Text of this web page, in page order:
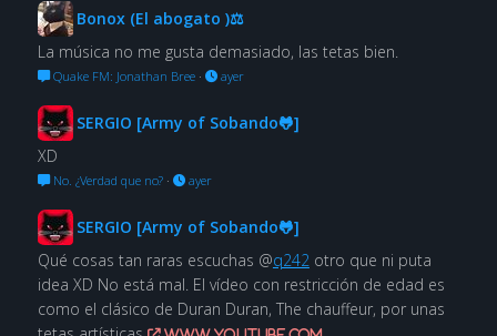
Bonox (El abogato )⚖
La música no me gusta demasiado, las tetas bien.
Quake FM: Jonathan Bree· ayer
SERGIO [Army of Sobando🐸]
XD
No. ¿Verdad que no?· ayer
SERGIO [Army of Sobando🐸]
Qué cosas tan raras escuchas @q242 otro que ni puta
idea XD No está mal. El vídeo con restricción de edad es
como el clásico de Duran Duran, The chauffeur, por unas